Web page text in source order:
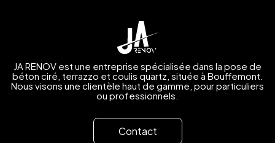
JA RENOV est une entreprise spécialisée dans la pose de
béton ciré, terrazzo et coulis quartz, située à Bouffemont.
Nous visons une clientèle haut de gamme, pour particuliers
ou professionnels.
Contact